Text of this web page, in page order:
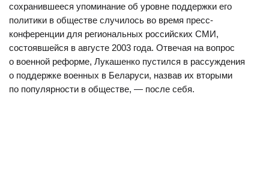
сохранившееся упоминание об уровне поддержки его
политики в обществе случилось во время пресс-
конференции для региональных российских СМИ,
состоявшейся в августе 2003 года. Отвечая на вопрос
о военной реформе, Лукашенко пустился в рассуждения
о поддержке военных в Беларуси, назвав их вторыми
по популярности в обществе, — после себя.